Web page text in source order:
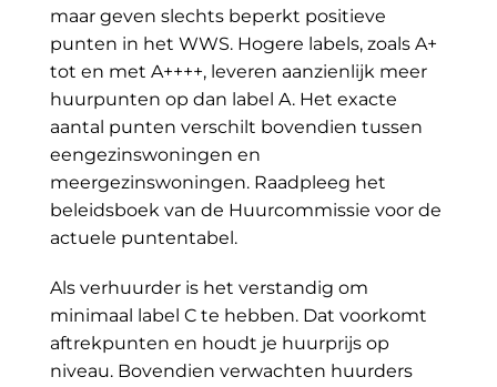
maar geven slechts beperkt positieve
punten in het WWS. Hogere labels, zoals A+
tot en met A++++, leveren aanzienlijk meer
huurpunten op dan label A. Het exacte
aantal punten verschilt bovendien tussen
eengezinswoningen en
meergezinswoningen. Raadpleeg het
beleidsboek van de Huurcommissie voor de
actuele puntentabel.
Als verhuurder is het verstandig om
minimaal label C te hebben. Dat voorkomt
aftrekpunten en houdt je huurprijs op
niveau. Bovendien verwachten huurders